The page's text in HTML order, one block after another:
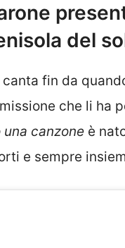
del
fin da
che li ha
una canzone è
e sempre